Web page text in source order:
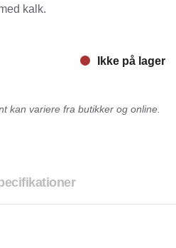
kalk.
Ikke på lager
kan variere fra butikker og online.